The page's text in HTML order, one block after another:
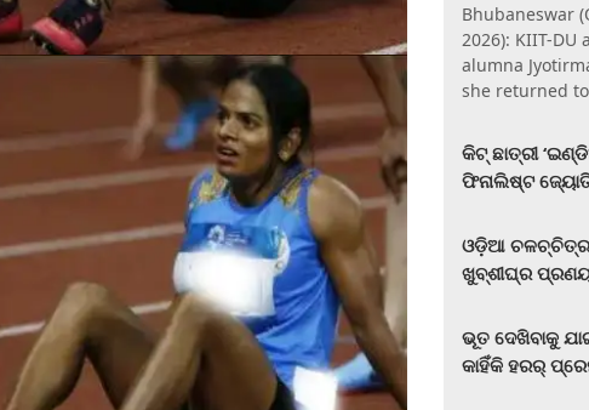
Bhubaneswar
2026): KIIT-
alumna
she returned
କିଟ୍‍ ଛାତ୍ରୀ
ଫିନାଲିଷ୍ଟ
ଓଡ଼ିଆ ଚଳଚ୍ଚିତ୍ର
ଖୁବ୍‌ଶୀଘ୍ର
ଭୂତ ଦେଖିବାକୁ
କାହିଁକି ହରର୍‌